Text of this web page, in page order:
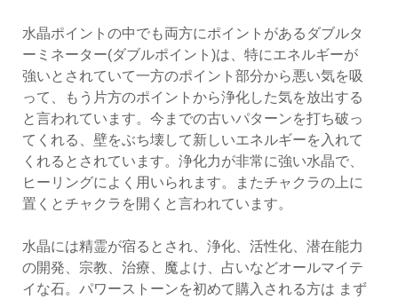
水晶ポイントの中でも両方にポイントがあるダブルタ
ーミネーター(ダブルポイント)は、特にエネルギーが
強いとされていて一方のポイント部分から悪い気を吸
って、もう片方のポイントから浄化した気を放出する
と言われています。今までの古いパターンを打ち破っ
てくれる、壁をぶち壊して新しいエネルギーを入れて
くれるとされています。浄化力が非常に強い水晶で、
ヒーリングによく用いられます。またチャクラの上に
置くとチャクラを開くと言われています。
水晶には精霊が宿るとされ、浄化、活性化、潜在能力
の開発、宗教、治療、魔よけ、占いなどオールマイテ
イな石。パワーストーンを初めて購入される方は まず